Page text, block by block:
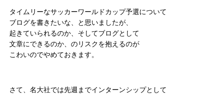
タイムリーなサッカーワールドカップ予選について
ブログを書きたいな、と思いましたが、
起きていられるのか、そしてブログとして
文章にできるのか、のリスクを抱えるのが
こわいのでやめておきます。
さて、名大社では先週までインターンシップとして